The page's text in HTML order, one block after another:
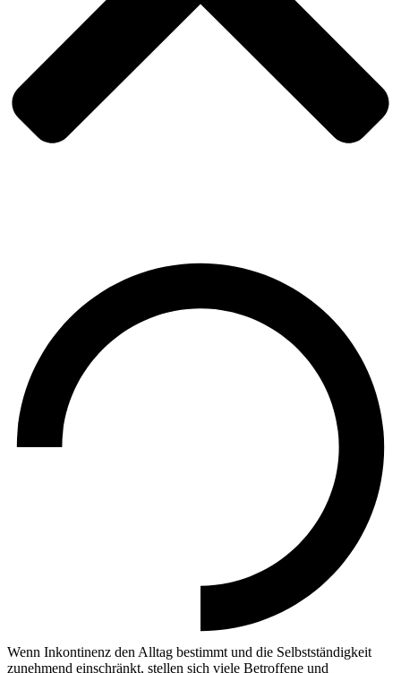
Wenn Inkontinenz den Alltag bestimmt und die Selbstständigkeit
zunehmend einschränkt, stellen sich viele Betroffene und